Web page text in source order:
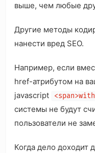
выше, чем любые
Другие методы
нанести вред SEO.
Например, если
href-атрибутом на
javascript
системы не будут
пользователи не
Когда дело доходит